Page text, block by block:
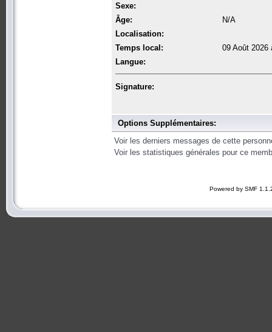
Sexe:
Âge:
N/A
Localisation:
Temps local:
09 Août 2026
Langue:
Signature:
Options Supplémentaires:
Voir les derniers messages de cette
Voir les statistiques générales pour ce
Powered by SMF